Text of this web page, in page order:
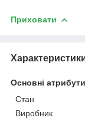
Приховати
Основні атрибути
Стан
Виробник